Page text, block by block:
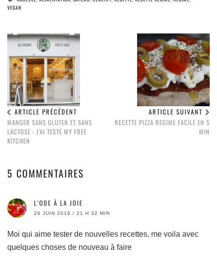
VEGAN
ARTICLE PRÉCÉDENT
MANGER SANS GLUTEN ET SANS
LACTOSE : J’AI TESTÉ MY FREE
KITCHEN
ARTICLE SUIVANT
RECETTE PIZZA REGIME FACILE EN 5
MIN
5 COMMENTAIRES
L'ODE À LA JOIE
26 JUIN 2016 / 21 H 32 MIN
Moi qui aime tester de nouvelles recettes, me voila avec
quelques choses de nouveau à faire